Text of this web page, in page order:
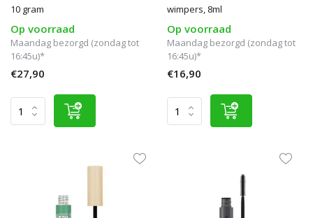
10 gram
Op voorraad
Maandag bezorgd (zondag tot
16:45u)*
€27,90
wimpers, 8ml
Op voorraad
Maandag bezorgd (zondag tot
16:45u)*
€16,90